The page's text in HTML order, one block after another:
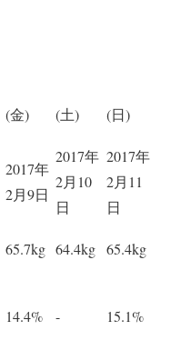
(金) (土) (日)
2017年
2月9日
2017年
2月10
日
2017年
2月11
日
65.7kg 64.4kg 65.4kg
14.4% - 15.1%